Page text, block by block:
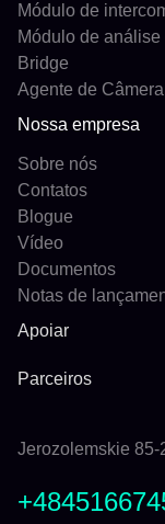
Módulo de
Módulo de
Bridge
Agente de Câmera
Nossa empresa
Sobre nós
Contatos
Blogue
Vídeo
Documentos
Notas de
Apoiar
Parceiros
Jerozolemskie 85-